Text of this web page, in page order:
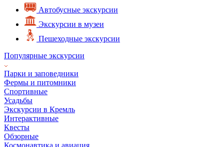
Автобусные экскурсии
Экскурсии в музеи
Пешеходные экскурсии
Популярные экскурсии
Парки и заповедники
Фермы и питомники
Спортивные
Усадьбы
Экскурсии в Кремль
Интерактивные
Квесты
Обзорные
Космонавтика и авиация